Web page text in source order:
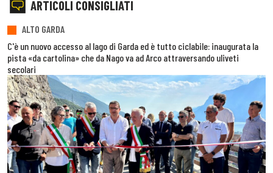
ARTICOLI CONSIGLIATI
ALTO GARDA
C'è un nuovo accesso al lago di Garda ed è tutto ciclabile: inaugurata la
pista «da cartolina» che da Nago va ad Arco attraversando uliveti
secolari